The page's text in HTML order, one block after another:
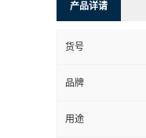
产品详请
货号
品牌
用途